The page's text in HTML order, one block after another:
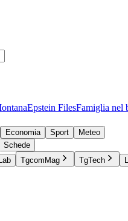
Epstein FilesFamiglia nel
Economia Sport
Meteo
Schede
TgcomMag TgTech